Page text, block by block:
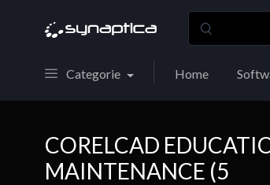
Categorie Home
CORELCAD
MAINTENANCE (5